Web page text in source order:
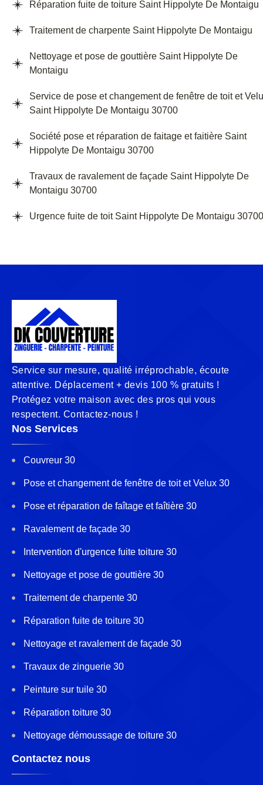
Réparation fuite de toiture Saint Hippolyte De Montaigu
Traitement de charpente Saint Hippolyte De Montaigu
Nettoyage et pose de gouttière Saint Hippolyte De
Montaigu
Service de pose et changement de fenêtre de toit et
Saint Hippolyte De Montaigu 30700
Société pose et réparation de faitage et faitière Saint
Hippolyte De Montaigu 30700
Travaux de ravalement de façade Saint Hippolyte De
Montaigu 30700
Urgence fuite de toit Saint Hippolyte De Montaigu 30700
Service sur mesure, qualité irréprochable, écoute
attentive. Déplacement + devis 100 % gratuits !
Protégez votre maison avec des pros qui vous
respectent. Contactez-nous !
Nos Services
Couvreur 30
Pose et changement de fenêtre de toit et Velux 30
Pose et réparation de faîtage et faîtière 30
Ravalement de façade 30
Intervention d'urgence fuite toiture 30
Nettoyage et pose de gouttière 30
Traitement de charpente 30
Réparation fuite de toiture 30
Nettoyage et ravalement de façade 30
Travaux de zinguerie 30
Peinture sur tuile 30
Réparation toiture 30
Nettoyage démoussage de toiture 30
Contactez nous